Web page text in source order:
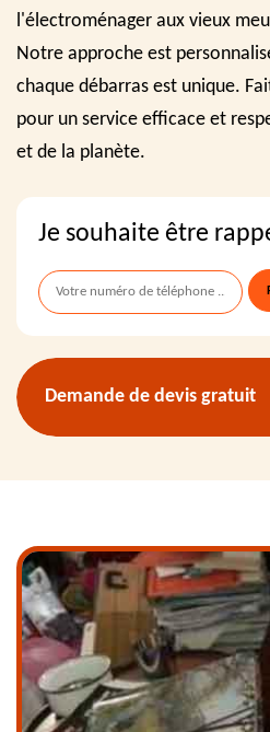
l'électroménager aux vieux
Notre approche est
chaque débarras est unique.
pour un service efficace et
et de la planète.
Je souhaite être
Demande de devis gratuit